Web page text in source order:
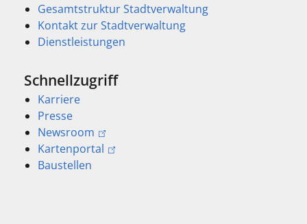
Gesamtstruktur Stadtverwaltung
Kontakt zur Stadtverwaltung
Dienstleistungen
Schnellzugriff
Karriere
Presse
Newsroom
Kartenportal
Baustellen